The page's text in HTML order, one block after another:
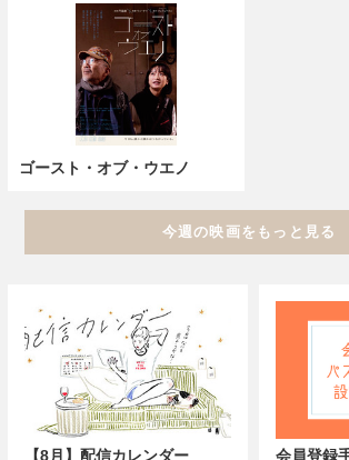
ゴースト・オブ・ウエノ
今週の映画をもっと見る
【8月】配信カレンダー 会員登録